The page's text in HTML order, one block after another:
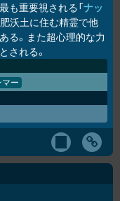
も重要視される「ナッ
肥沃土に住む精霊で他
る。また超心理的な力
される。
マー